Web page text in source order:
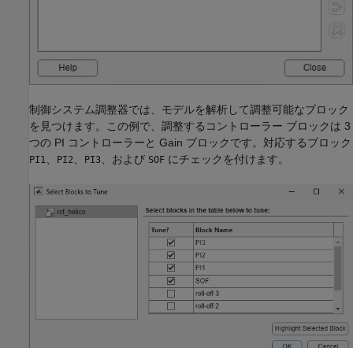
制御システム調整器では、モデルを解析して調整可能なブロック
を見つけます。この例で、調整するコントローラー ブロックは 3
つの PI コントローラーと Gain ブロックです。対応するブロック
PI1 PI2 PI3 、および SOF にチェックを付けます。